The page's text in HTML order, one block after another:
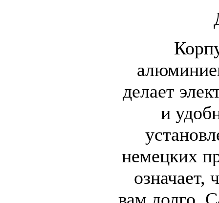
делает
и
немецких
означает,